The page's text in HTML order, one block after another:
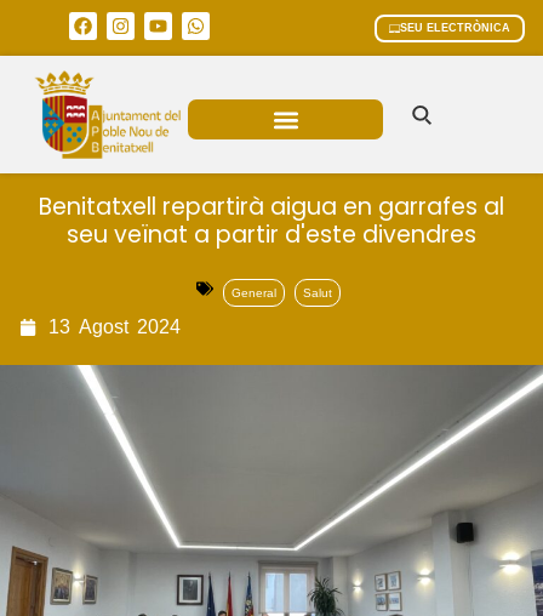
SEU ELECTRÒNICA
Benitatxell repartirà aigua en garrafes al
seu veïnat a partir d'este divendres
General Salut
13 Agost 2024